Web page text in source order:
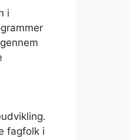
i
fagfolk i